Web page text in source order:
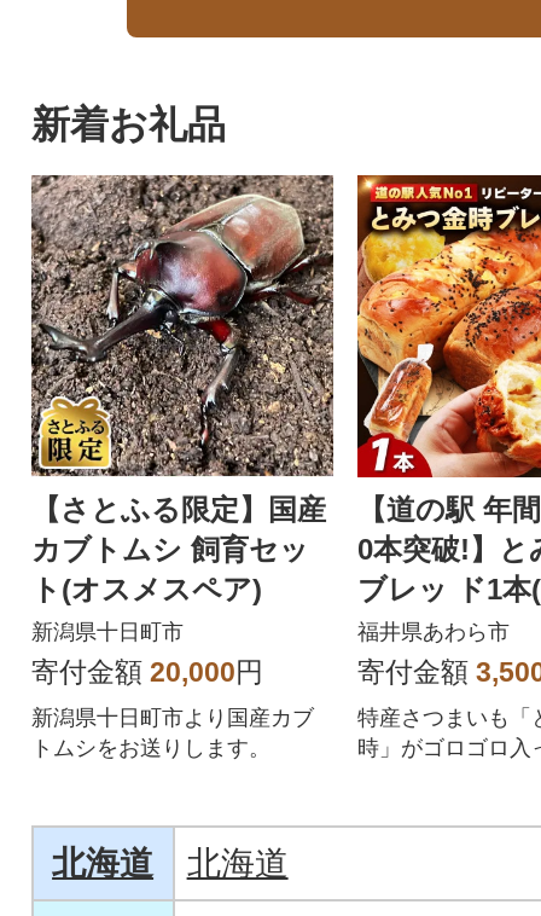
新着お礼品
【さとふる限定】国産
カブトムシ 飼育セッ
ト(オスメスペア)
新潟県十日町市
寄付金額 20,000円
新潟県十日町市より国産カブ
トムシをお送りします。
【道の駅 年
0本突破!】と
ブレッ ド1本
1本)
福井県あわら市
寄付金額
特産さつまいも「
時」がゴロゴロ入
北海道 北海道